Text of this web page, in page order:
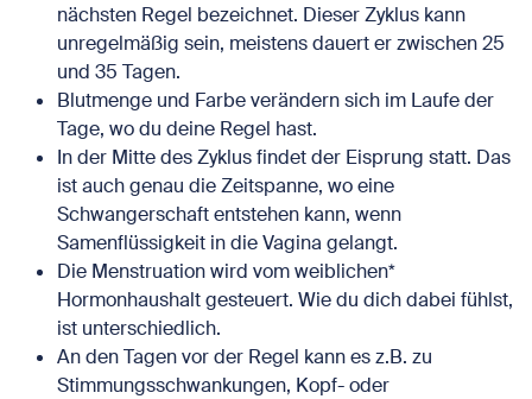
nächsten Regel bezeichnet. Dieser Zyklus kann
unregelmäßig sein, meistens dauert er zwischen 25
und 35 Tagen.
Blutmenge und Farbe verändern sich im Laufe der
Tage, wo du deine Regel hast.
In der Mitte des Zyklus findet der Eisprung statt. Das
ist auch genau die Zeitspanne, wo eine
Schwangerschaft entstehen kann, wenn
Samenflüssigkeit in die Vagina gelangt.
Die Menstruation wird vom weiblichen*
Hormonhaushalt gesteuert. Wie du dich dabei fühlst,
ist unterschiedlich.
An den Tagen vor der Regel kann es z.B. zu
Stimmungsschwankungen, Kopf- oder